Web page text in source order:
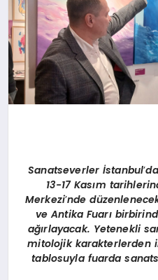
Sanatseverler İstanbul’
13-17 Kasım
Merkezi’nde
ve Antika Fuarı
ağırlayacak. Yetenekli
mitolojik karakterlerden
tablosuyla fuarda